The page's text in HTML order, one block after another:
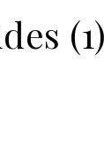
(1)